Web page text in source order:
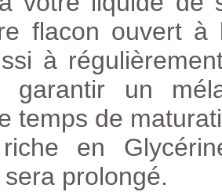
flacon ouvert
à
garantir un
temps de
en
prolongé.